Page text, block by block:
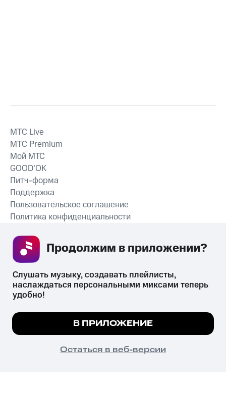
СКАЧАТЬ ПРИЛОЖЕНИЕ
MTС Live
MTС Premium
Мой МТС
GOOD’OK
Питч-форма
Поддержка
Пользовательское соглашение
Политика конфиденциальности
психотропных веществ, их аналогов причиняет вред здоровью,
их незаконный оборот запрещён и влечёт установленную
законодательством ответственность.
© 2026 ООО «КИОН».
Все права защищены
Мы используем куки, чтобы на сайте все
Подробнее
ПОНЯТНО
Слушать музыку, создавать плейлисты,
наслаждаться персональными миксами теперь
удобно!
В ПРИЛОЖЕНИЕ
Остаться в веб-версии